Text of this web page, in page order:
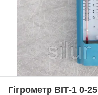
Гігрометр ВІТ-1 0-25